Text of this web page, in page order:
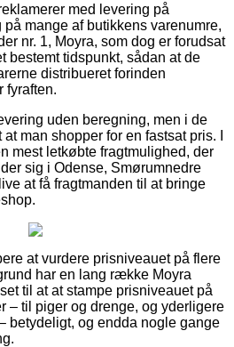
med levering på
mange af butikkens varenumre,
nr. 1, Moyra, som dog er forudsat
bestemt tidspunkt, sådan at de
distribueret forinden
fyraften.
uden beregning, men i de
man shopper for en fastsat pris. I
mest letkøbte fragtmulighed, der
sig i Odense, Smørumnedre
at få fragtmanden til at bringe
at vurdere prisniveauet på flere
har en lang række Moyra
til at at stampe prisniveauet på
– til piger og drenge, og yderligere
betydeligt, og endda nogle gange